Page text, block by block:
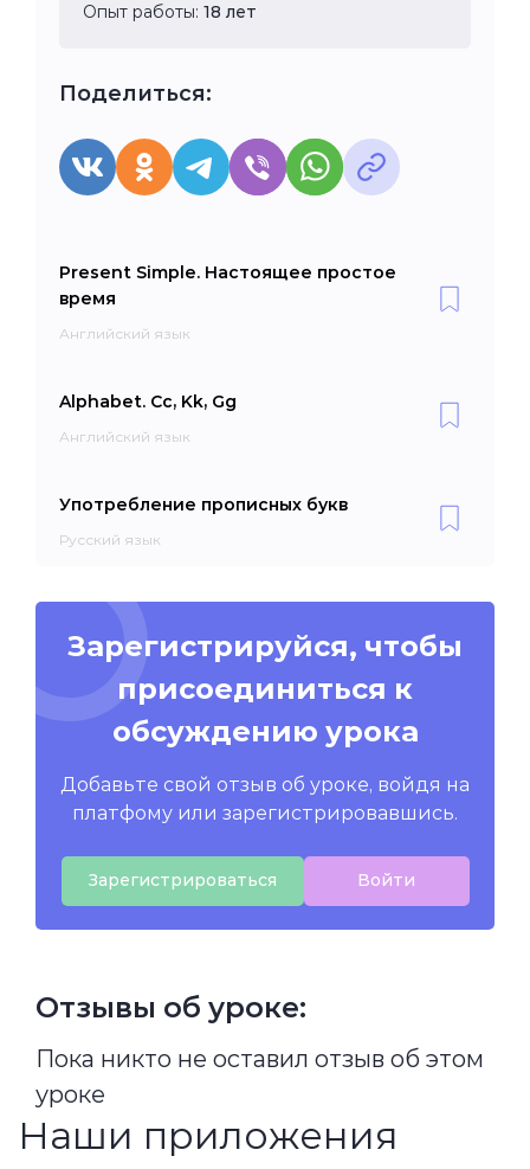
Опыт работы: 18 лет
Поделиться:
Present Simple. Настоящее простое
время
Английский язык
Alphabet. Cc, Kk, Gg
Английский язык
Употребление прописных букв
Русский язык
Зарегистрируйся, чтобы
присоединиться к
обсуждению урока
Добавьте свой отзыв об уроке, войдя на
платфому или зарегистрировавшись.
Зарегистрироваться Войти
Отзывы об уроке:
Пока никто не оставил отзыв об этом
уроке
Наши приложения